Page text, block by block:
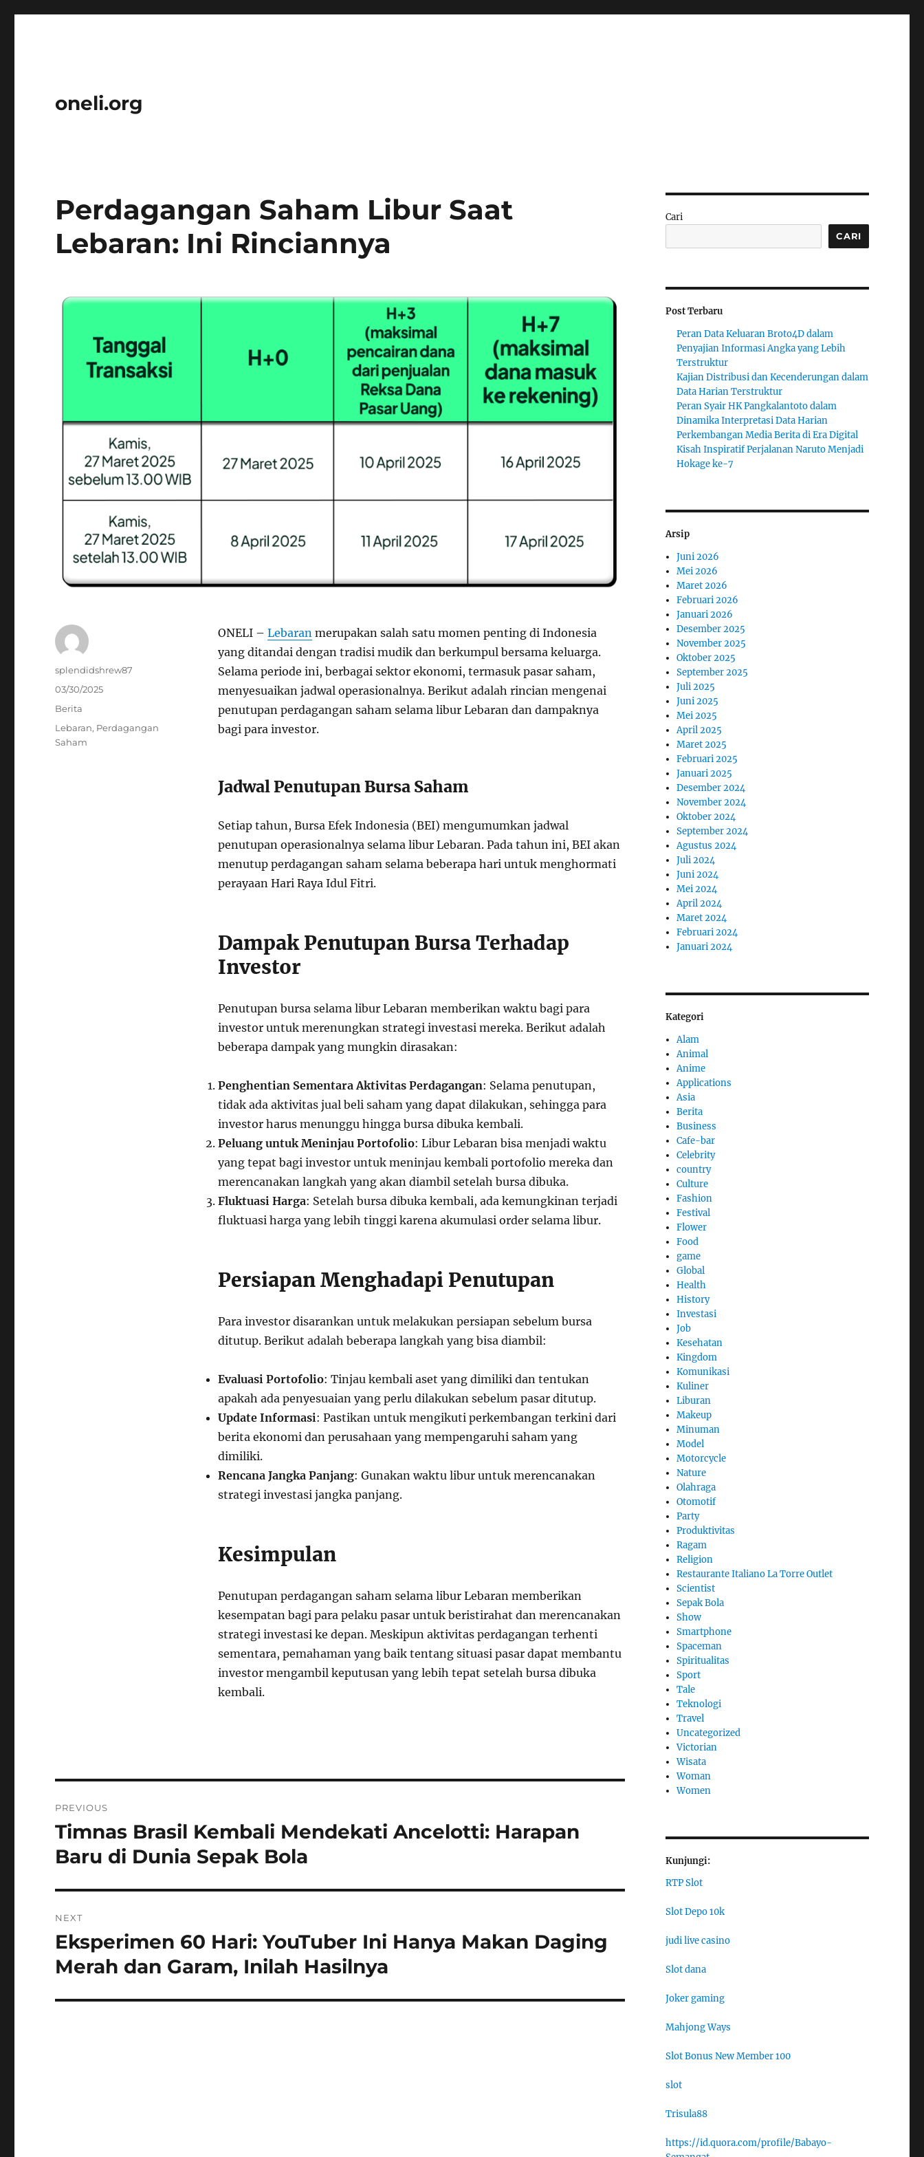
oneli.org
Perdagangan Saham Libur Saat
Lebaran: Ini Rinciannya
ONELI – Lebaranmerupakan salah satu momen penting di Indonesia
yang ditandai dengan tradisi mudik dan berkumpul bersama keluarga.
Selama periode ini, berbagai sektor ekonomi, termasuk pasar saham,
menyesuaikan jadwal operasionalnya. Berikut adalah rincian mengenai
penutupan perdagangan saham selama libur Lebaran dan dampaknya
bagi para investor.
Jadwal Penutupan Bursa Saham
Setiap tahun, Bursa Efek Indonesia (BEI) mengumumkan jadwal
penutupan operasionalnya selama libur Lebaran. Pada tahun ini, BEI akan
menutup perdagangan saham selama beberapa hari untuk menghormati
perayaan Hari Raya Idul Fitri.
Dampak Penutupan Bursa Terhadap
Investor
Penutupan bursa selama libur Lebaran memberikan waktu bagi para
investor untuk merenungkan strategi investasi mereka. Berikut adalah
beberapa dampak yang mungkin dirasakan:
Penghentian Sementara Aktivitas Perdagangan: Selama penutupan,
tidak ada aktivitas jual beli saham yang dapat dilakukan, sehingga para
investor harus menunggu hingga bursa dibuka kembali.
Peluang untuk Meninjau Portofolio: Libur Lebaran bisa menjadi waktu
yang tepat bagi investor untuk meninjau kembali portofolio mereka dan
merencanakan langkah yang akan diambil setelah bursa dibuka.
Fluktuasi Harga: Setelah bursa dibuka kembali, ada kemungkinan terjadi
fluktuasi harga yang lebih tinggi karena akumulasi order selama libur.
Persiapan Menghadapi Penutupan
Para investor disarankan untuk melakukan persiapan sebelum bursa
ditutup. Berikut adalah beberapa langkah yang bisa diambil:
Evaluasi Portofolio: Tinjau kembali aset yang dimiliki dan tentukan
apakah ada penyesuaian yang perlu dilakukan sebelum pasar ditutup.
Update Informasi: Pastikan untuk mengikuti perkembangan terkini dari
berita ekonomi dan perusahaan yang mempengaruhi saham yang
dimiliki.
Rencana Jangka Panjang: Gunakan waktu libur untuk merencanakan
strategi investasi jangka panjang.
Kesimpulan
Penutupan perdagangan saham selama libur Lebaran memberikan
kesempatan bagi para pelaku pasar untuk beristirahat dan merencanakan
strategi investasi ke depan. Meskipun aktivitas perdagangan terhenti
sementara, pemahaman yang baik tentang situasi pasar dapat membantu
investor mengambil keputusan yang lebih tepat setelah bursa dibuka
kembali.
Author
splendidshrew87
Posted
on
03/30/2025
Categories
Berita
Tags
Lebaran, Perdagangan
Saham
pos
PREVIOUS
Previous
post:
Timnas Brasil Kembali Mendekati Ancelotti: Harapan
Baru di Dunia Sepak Bola
NEXT
Next
post:
Eksperimen 60 Hari: YouTuber Ini Hanya Makan Daging
Merah dan Garam, Inilah Hasilnya
Cari
CARI
Post Terbaru
Peran Data Keluaran Broto4D dalam
Penyajian Informasi Angka yang Lebih
Terstruktur
Kajian Distribusi dan Kecenderungan dalam
Data Harian Terstruktur
Peran Syair HK Pangkalantoto dalam
Dinamika Interpretasi Data Harian
Perkembangan Media Berita di Era Digital
Kisah Inspiratif Perjalanan Naruto Menjadi
Hokage ke-7
Arsip
Juni 2026
Mei 2026
Maret 2026
Februari 2026
Januari 2026
Desember 2025
November 2025
Oktober 2025
September 2025
Juli 2025
Juni 2025
Mei 2025
April 2025
Maret 2025
Februari 2025
Januari 2025
Desember 2024
November 2024
Oktober 2024
September 2024
Agustus 2024
Juli 2024
Juni 2024
Mei 2024
April 2024
Maret 2024
Februari 2024
Januari 2024
Kategori
Alam
Animal
Anime
Applications
Asia
Berita
Business
Cafe-bar
Celebrity
country
Culture
Fashion
Festival
Flower
Food
game
Global
Health
History
Investasi
Job
Kesehatan
Kingdom
Komunikasi
Kuliner
Liburan
Makeup
Minuman
Model
Motorcycle
Nature
Olahraga
Otomotif
Party
Produktivitas
Ragam
Religion
Restaurante Italiano La Torre Outlet
Scientist
Sepak Bola
Show
Smartphone
Spaceman
Spiritualitas
Sport
Tale
Teknologi
Travel
Uncategorized
Victorian
Wisata
Woman
Women
Kunjungi:
RTP Slot
Slot Depo 10k
judi live casino
Slot dana
Joker gaming
Mahjong Ways
Slot Bonus New Member 100
slot
Trisula88
https://id.quora.com/profile/Babayo-